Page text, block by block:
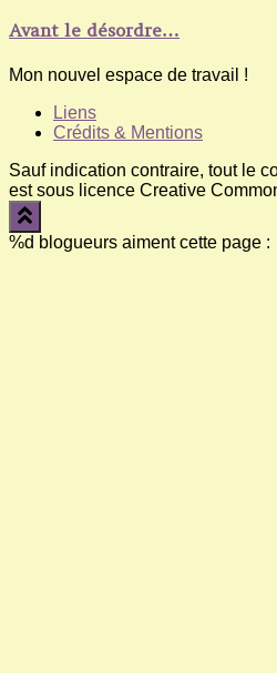
Avant le désordre…
Mon nouvel espace de travail !
Liens
Crédits & Mentions
Sauf indication contraire, tout le
est sous licence Creative
%d blogueurs aiment cette page :